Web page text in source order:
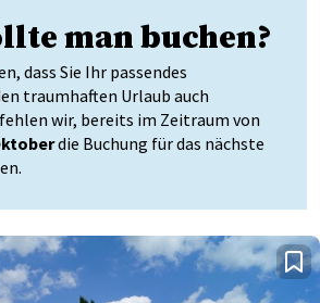
man buchen?
dass Sie Ihr passendes
traumhaften Urlaub auch
wir, bereits im Zeitraum von
die Buchung für das nächste